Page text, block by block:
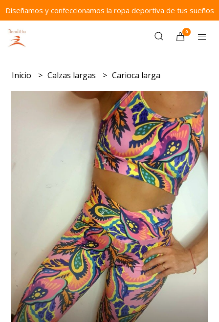
Diseñamos y confeccionamos la ropa deportiva de tus sueños
0
Inicio Calzas largas Carioca larga